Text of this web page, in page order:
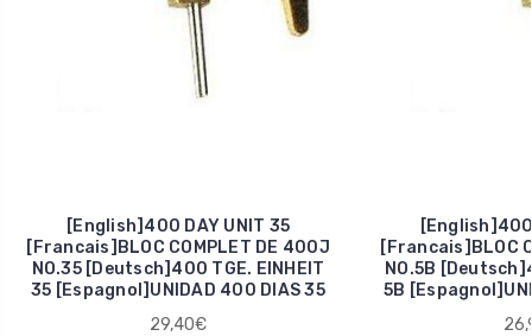
[English]400 DAY UNIT 35
[Francais]BLOC COMPLET DE 400J
NO.35 [Deutsch]400 TGE. EINHEIT
35 [Espagnol]UNIDAD 400 DIAS 35
29,40€
[English]400
[Francais]BLOC
NO.5B
5B